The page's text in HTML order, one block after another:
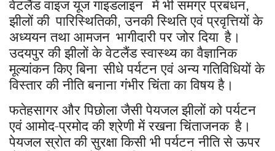
वेटलैंड वाइज यूज गाइडलाइन में भी समग्र प्रबंधन,
झीलों की पारिस्थितिकी,उनकी स्थिति एवं प्रवृत्तियों के
अध्ययन तथा आमजन भागीदारी पर जोर दिया है।
उदयपुर की झीलों के वेटलैंड स्वास्थ्य का वैज्ञानिक
मूल्यांकन किए बिना सीधे पर्यटन एवं अन्य गतिविधियों के
विस्तार की नीति बनाना गंभीर चिंता का विषय है।
फतेहसागर और पिछोला जैसी पेयजल झीलों को पर्यटन
एवं आमोद-प्रमोद की श्रेणी में रखना चिंताजनक है।
पेयजल स्रोत की सुरक्षा किसी भी पर्यटन नीति से ऊपर